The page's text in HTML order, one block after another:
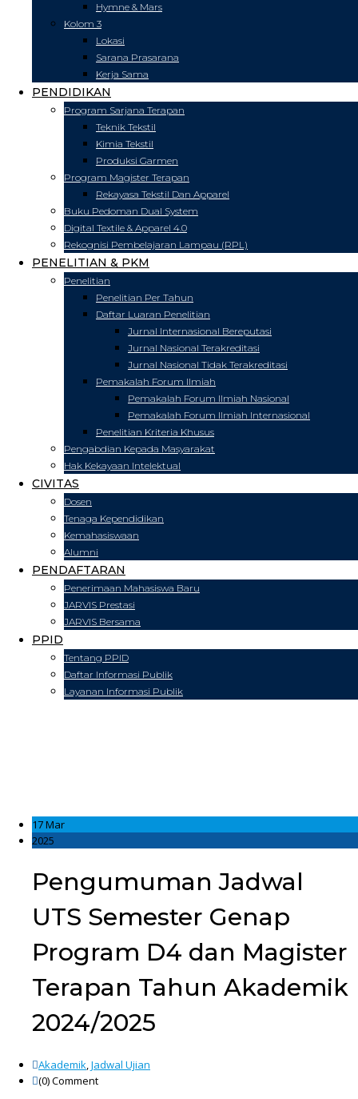
Hymne & Mars
Kolom 3
Lokasi
Sarana Prasarana
Kerja Sama
PENDIDIKAN
Program Sarjana Terapan
Teknik Tekstil
Kimia Tekstil
Produksi Garmen
Program Magister Terapan
Rekayasa Tekstil Dan Apparel
Buku Pedoman Dual System
Digital Textile & Apparel 4.0
Rekognisi Pembelajaran Lampau (RPL)
PENELITIAN & PKM
Penelitian
Penelitian Per Tahun
Daftar Luaran Penelitian
Jurnal Internasional Bereputasi
Jurnal Nasional Terakreditasi
Jurnal Nasional Tidak Terakreditasi
Pemakalah Forum Ilmiah
Pemakalah Forum Ilmiah Nasional
Pemakalah Forum Ilmiah Internasional
Penelitian Kriteria Khusus
Pengabdian Kepada Masyarakat
Hak Kekayaan Intelektual
CIVITAS
Dosen
Tenaga Kependidikan
Kemahasiswaan
Alumni
PENDAFTARAN
Penerimaan Mahasiswa Baru
JARVIS Prestasi
JARVIS Bersama
PPID
Tentang PPID
Daftar Informasi Publik
Layanan Informasi Publik
17 Mar
2025
Pengumuman Jadwal
UTS Semester Genap
Program D4 dan Magister
Terapan Tahun Akademik
2024/2025
Akademik,Jadwal Ujian
(0)Comment